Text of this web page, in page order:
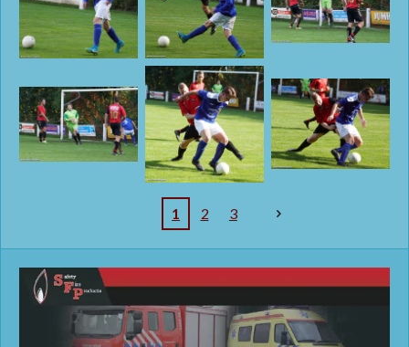
1 2 3